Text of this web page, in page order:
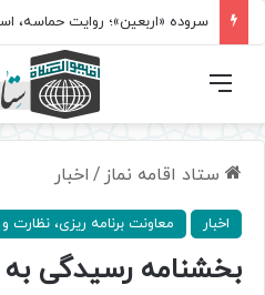
فهرست
ستاد اقامه نماز / اخبار
اخبار معاونت ‌برنامه ریزی، نظارت و
بخشنامه رسیدگی به